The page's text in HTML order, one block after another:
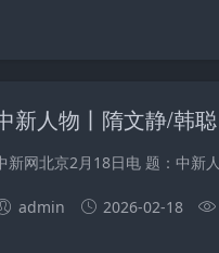
新人物丨隋文静/韩
新网北京2月18日电 题：中新
admin 2026-02-18